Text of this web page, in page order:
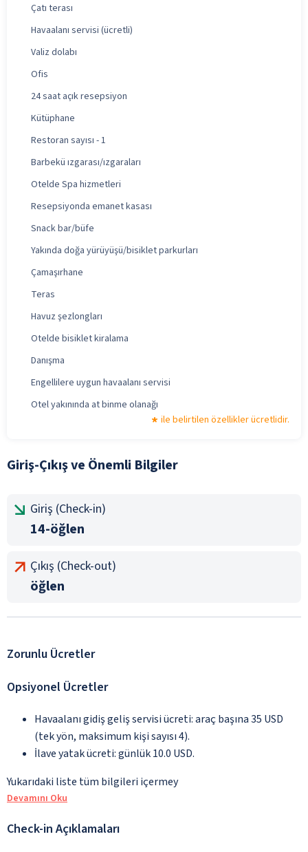
Çatı terası
Havaalanı servisi (ücretli)
Valiz dolabı
Ofis
24 saat açık resepsiyon
Kütüphane
Restoran sayısı - 1
Barbekü ızgarası/ızgaraları
Otelde Spa hizmetleri
Resepsiyonda emanet kasası
Snack bar/büfe
Yakında doğa yürüyüşü/bisiklet parkurları
Çamaşırhane
Teras
Havuz şezlongları
Otelde bisiklet kiralama
Danışma
Engellilere uygun havaalanı servisi
Otel yakınında at binme olanağı
ile belirtilen özellikler ücretlidir.
Giriş-Çıkış ve Önemli Bilgiler
Giriş (Check-in)
14-öğlen
Çıkış (Check-out)
öğlen
Zorunlu Ücretler
Opsiyonel Ücretler
Havaalanı gidiş geliş servisi ücreti: araç başına 35 USD
(tek yön, maksimum kişi sayısı 4).
İlave yatak ücreti: günlük 10.0 USD.
Yukarıdaki liste tüm bilgileri içermey
Devamını Oku
Check-in Açıklamaları